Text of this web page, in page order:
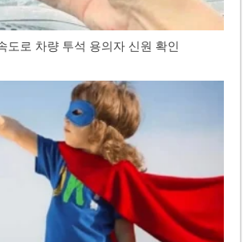
도로 차량 투석 용의자 신원 확인